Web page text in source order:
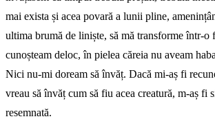
mai exista și acea povară a lunii pline,
ultima brumă de liniște, să mă transforme într-o
cunoșteam deloc, în pielea căreia nu aveam
Nici nu-mi doream să învăț. Dacă mi-aș fi
vreau să învăț cum să fiu acea creatură, m-aș fi
resemnată.